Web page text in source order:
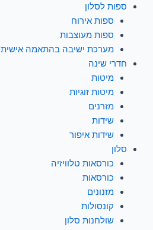
ספות לסלון
ספות אירוח
ספות מעוצבות
מערכת ישיבה בהתאמה אישית
חדרי שינה
מיטות
מיטות זוגיות
מזרנים
שידות
שידות איפור
סלון
כורסאות טלוויזיה
כורסאות
מזנונים
קונסולות
שולחנות סלון